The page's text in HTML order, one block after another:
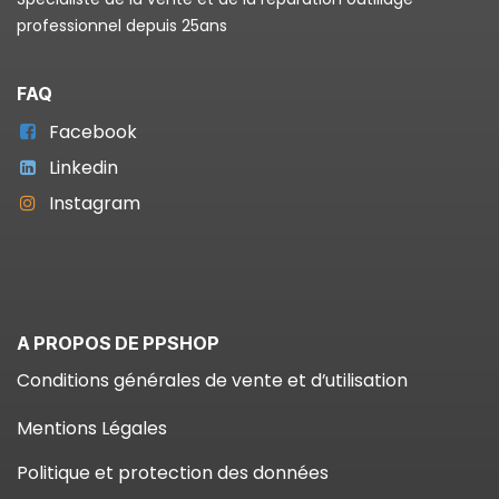
professionnel depuis 25ans
FAQ
Facebook
Linkedin
Instagram
A PROPOS DE PPSHOP
Conditions générales de vente et d’utilisation
Mentions Légales
Politique et protection des données